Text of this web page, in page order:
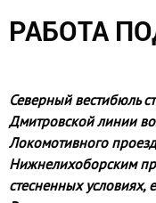
РАБОТА
Северный вестибюль
Дмитровской линии
Локомотивного
Нижнелихоборским
стесненных условиях,